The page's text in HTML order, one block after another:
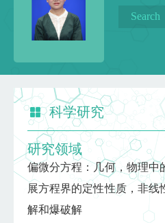
科学研究
研究领域
偏微分方程：几何，物理中
展方程界的定性性质，非线
解和爆破解